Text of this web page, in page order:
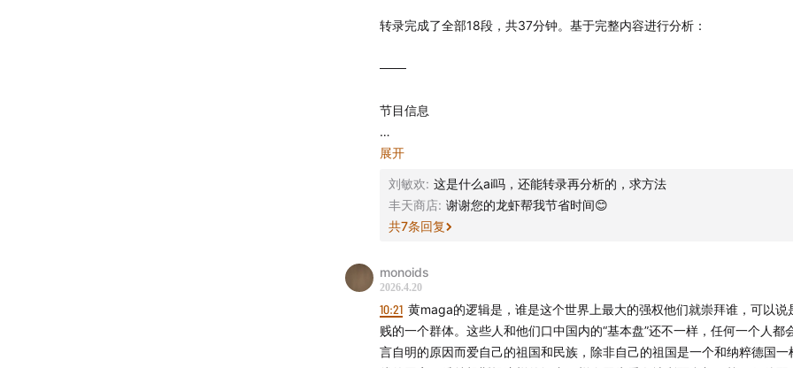
转录完成了全部18段，共37分钟。基于完整内容进行分析：
───
节目信息
播客： 老talk消息（原"老道消息"团队）
时长： 38分钟
形式： 单口独白，无嘉宾
内容概要
主播（"老编辑"）围绕一个核心立场展开：对中国乐观，反对"赌中国输"的
事。内容分几个层次：
展开
刘敏欢: 这是什么ai吗，还能转录再分析的，求方法
丰天商店: 谢谢您的龙虾帮我节省时间😊
共7条回复
monoids
2026.4.20
10:21 黄maga的逻辑是，谁是这个世界上最大的强权他们就崇拜谁，可以说
贱的一个群体。这些人和他们口中国内的“基本盘”还不一样，任何一个人都
言自明的原因而爱自己的祖国和民族，除非自己的祖国是一个和纳粹德国一